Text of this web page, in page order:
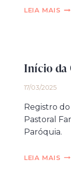
LEIA MAIS
Início da
17/03/2025
Registro
Pastoral
Paróquia.
LEIA MAIS